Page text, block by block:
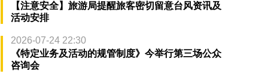
【注意安全】旅游局提醒旅客密切留意台风资讯及
活动安排
2026-07-24 22:30
《特定业务及活动的规管制度》今举行第三场公众
咨询会